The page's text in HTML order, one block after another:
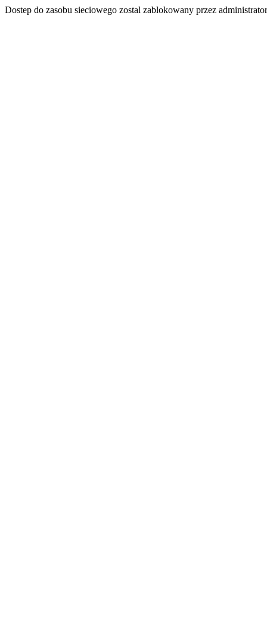
Dostep do zasobu sieciowego zostal zablokowany przez